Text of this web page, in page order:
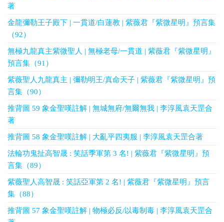
著
金龍彌勒王子殿下 | 一貫道/白蓮教 | 紫薇君『紫微星明』預言集
（92）
無極九龍真主紫微聖人 | 無極老母/一貫道 | 紫薇君『紫微星明』
預言集（91）
紫薇聖人九龍真主 | 彌勒明王/真命天子 | 紫薇君『紫微星明』預
言集（90）
推背圖 59 象金聖嘆註解 | 無城無府/無爾無我 | 李淳風袁天罡合
著
推背圖 58 象金聖嘆註解 | 大亂平四夷服 | 李淳風袁天罡合著
法輪功鬼扯高智晟 : 笑話季軍第 3 名! | 紫薇君『紫微星明』預
言集（89）
紫薇聖人高智晟 : 笑話亞軍第 2 名! | 紫薇君『紫微星明』預言
集（88）
推背圖 57 象金聖嘆註解 | 物極必反/以毒制毒 | 李淳風袁天罡合